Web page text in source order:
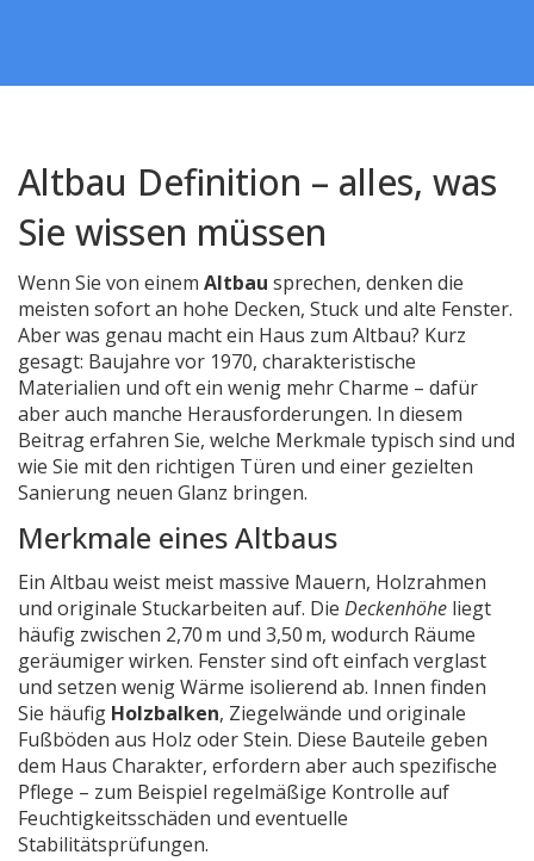
Altbau Definition – alles, was
Sie wissen müssen
Wenn Sie von einem Altbau sprechen, denken die
meisten sofort an hohe Decken, Stuck und alte Fenster.
Aber was genau macht ein Haus zum Altbau? Kurz
gesagt: Baujahre vor 1970, charakteristische
Materialien und oft ein wenig mehr Charme – dafür
aber auch manche Herausforderungen. In diesem
Beitrag erfahren Sie, welche Merkmale typisch sind und
wie Sie mit den richtigen Türen und einer gezielten
Sanierung neuen Glanz bringen.
Merkmale eines Altbaus
Ein Altbau weist meist massive Mauern, Holzrahmen
und originale Stuckarbeiten auf. Die Deckenhöhe liegt
häufig zwischen 2,70 m und 3,50 m, wodurch Räume
geräumiger wirken. Fenster sind oft einfach verglast
und setzen wenig Wärme isolierend ab. Innen finden
Sie häufig Holzbalken, Ziegelwände und originale
Fußböden aus Holz oder Stein. Diese Bauteile geben
dem Haus Charakter, erfordern aber auch spezifische
Pflege – zum Beispiel regelmäßige Kontrolle auf
Feuchtigkeitsschäden und eventuelle
Stabilitätsprüfungen.